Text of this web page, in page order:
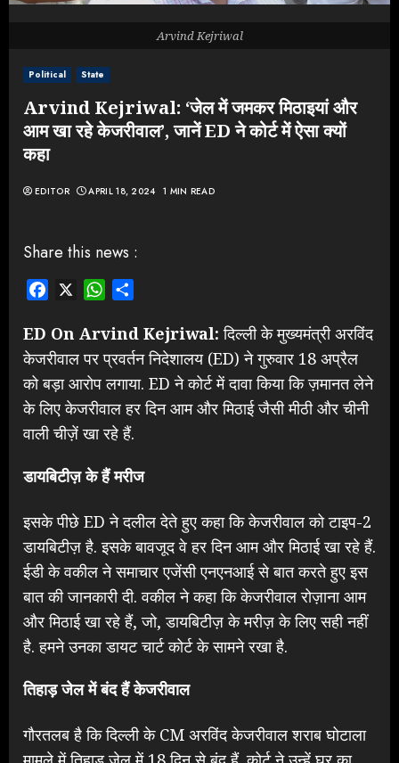
Political State
Arvind Kejriwal: ‘जेल में जमकर मिठाइयां और
आम खा रहे केजरीवाल’, जानें ED ने कोर्ट में ऐसा क्यों
कहा
EDITOR APRIL 18, 2024 1 MIN READ
Arvind Kejriwal
Share this news :
Facebook WhatsApp
ED On Arvind Kejriwal: दिल्ली के मुख्यमंत्री अरविंद
केजरीवाल पर प्रवर्तन निदेशालय (ED) ने गुरुवार 18 अप्रैल
को बड़ा आरोप लगाया. ED ने कोर्ट में दावा किया कि ज़मानत लेने
के लिए केजरीवाल हर दिन आम और मिठाई जैसी मीठी और चीनी
वाली चीज़ें खा रहे हैं.
डायबिटीज़ के हैं मरीज
इसके पीछे ED ने दलील देते हुए कहा कि केजरीवाल को टाइप-2
डायबिटीज़ है. इसके बावजूद वे हर दिन आम और मिठाई खा रहे हैं.
ईडी के वकील ने समाचार एजेंसी एनएनआई से बात करते हुए इस
बात की जानकारी दी. वकील ने कहा कि केजरीवाल रोज़ाना आम
और मिठाई खा रहे हैं, जो, डायबिटीज़ के मरीज़ के लिए सही नहीं
है. हमने उनका डायट चार्ट कोर्ट के सामने रखा है.
तिहाड़ जेल में बंद हैं केजरीवाल
गौरतलब है कि दिल्ली के CM अरविंद केजरीवाल शराब घोटाला